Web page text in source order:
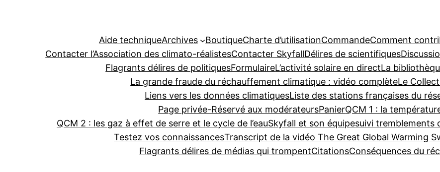
Aide techniqueArchives BoutiqueCharte d’utilisationCommandeComment
Contacter l’Association des climato-réalistesContacter SkyfallDélires de scientifiques
Flagrants délires de politiquesFormulaireL’activité solaire en directLa
La grande fraude du réchauffement climatique : vidéo complèteLe
Liens vers les données climatiquesListe des stations françaises du
Page privée-Réservé aux modérateursPanierQCM 1 : la
QCM 2 : les gaz à effet de serre et le cycle de l’eauSkyfall et son équipesuivi tremblements
Testez vos connaissancesTranscript de la vidéo The Great Global Warming
Flagrants délires de médias qui trompentCitationsConséquences du